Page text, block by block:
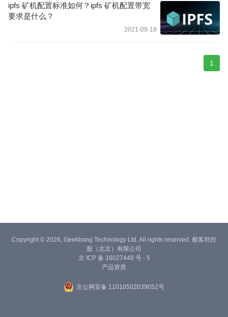
ipfs 矿机配置标准如何？ipfs 矿机配置带宽
要求是什么？
2021-08-18
1
Copyright © 2026, Geekbang Technology Ltd. All rights reserved. 极客邦控
股（北京）有限公司
京 ICP 备 16027448 号 - 5
产品资质
京公网安备 11010502039052号